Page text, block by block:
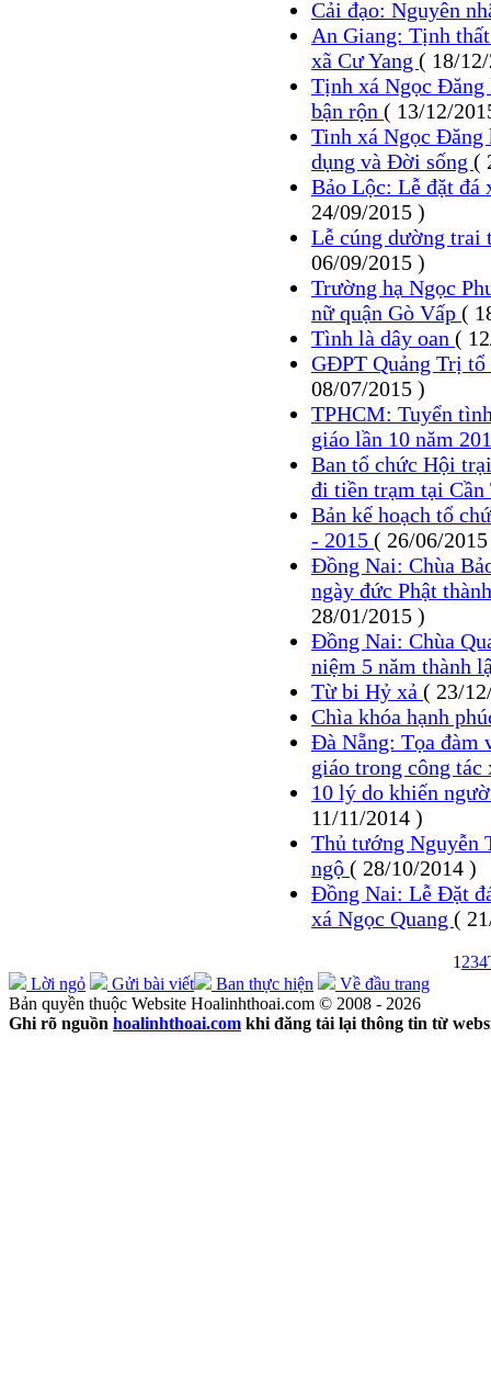
Cải đạo: Nguyên
An Giang: Tịnh
xã Cư Yang ( 18/
Tịnh xá Ngọc
bận rộn ( 13/12/
Tinh xá Ngọc Đăng
dụng và Đời sống (
Bảo Lộc: Lễ đặt
24/09/2015 )
Lễ cúng dường trai
06/09/2015 )
Trường hạ Ngọc
nữ quận Gò Vấp (
Tình là dây oan (
GĐPT Quảng Trị
08/07/2015 )
TPHCM: Tuyển
giáo lần 10 năm
Ban tổ chức Hội
đi tiền trạm tại
Bản kế hoạch tổ
- 2015 ( 26/06/
Đồng Nai: Chùa
ngày đức Phật
28/01/2015 )
Đồng Nai: Chùa
niệm 5 năm thành
Từ bi Hỷ xả ( 23/
Chìa khóa hạnh
Đà Nẵng: Tọa đàm
giáo trong công
10 lý do khiến
11/11/2014 )
Thủ tướng Nguyễn
ngộ ( 28/10/2014 )
Đồng Nai: Lễ Đặt
xá Ngọc Quang (
1 234
Lời ngỏ
Gửi bài viết Ban thực hiện
Về đầu trang
Bản quyền thuộc Website Hoalinhthoai.com © 2008 - 2026
Ghi rõ nguồn hoalinhthoai.com khi đăng tải lại thông tin từ